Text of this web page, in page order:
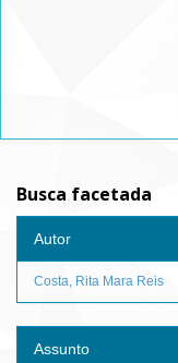
Busca facetada
Autor
Costa, Rita Mara Reis
Assunto